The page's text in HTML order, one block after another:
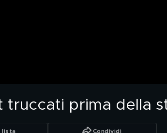
truccati prima della
lista Condividi